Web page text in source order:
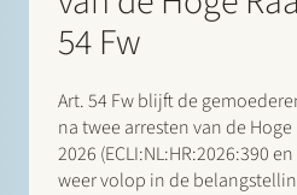
54 Fw
Art. 54 Fw blijft de
na twee arresten van de
2026 (ECLI:NL:HR:2026:390
weer volop in de